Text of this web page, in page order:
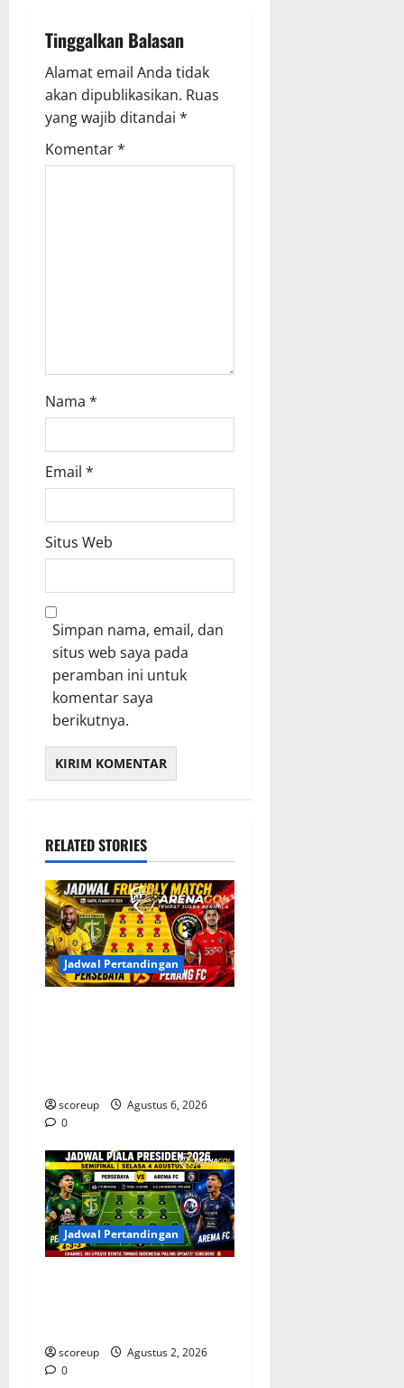
i
g
a
t
i
Tinggalkan Balasan
Alamat email Anda tidak
akan dipublikasikan. Ruas
yang wajib ditandai *
Komentar*
Nama *
Email *
Situs Web
Simpan nama, email, dan
situs web saya pada
peramban ini untuk
komentar saya
berikutnya.
RELATED STORIES
Jadwal Pertandingan
scoreup
Agustus 6, 2026
0
Jadwal Pertandingan
scoreup
Agustus 2, 2026
0